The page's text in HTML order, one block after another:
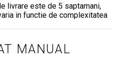
livrare este de 5 saptamani,
in functie de complexitatea
MANUAL